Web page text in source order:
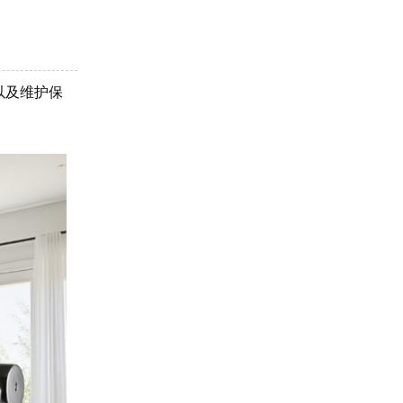
及维护保